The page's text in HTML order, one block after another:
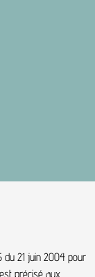
du 21 juin 2004 pour
précisé aux